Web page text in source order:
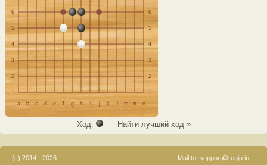
6 6
5 5
4 4
3 3
2 2
1
1
a
b c d e f g h i j k m n o
Ход: Найти лучший ход »
(c) 2014 - 2026 Mail to: support@renju.in